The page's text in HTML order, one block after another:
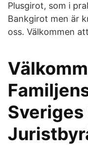
Plusgirot, som i
Bankgirot men är
oss. Välkommen